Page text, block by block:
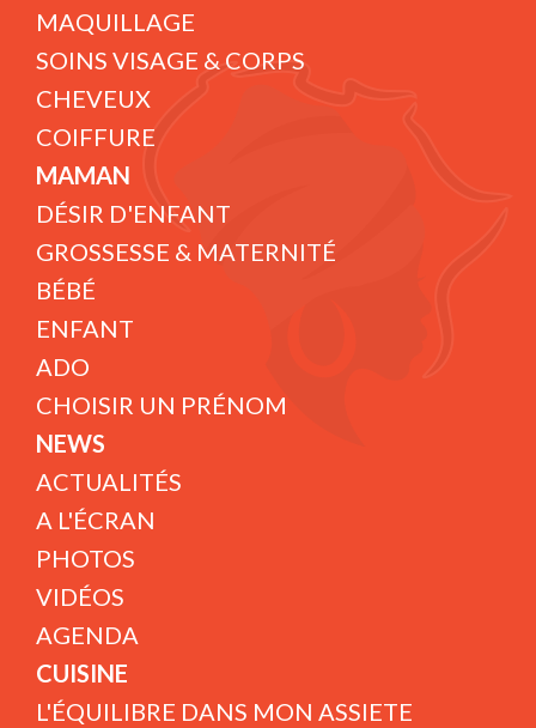
MAQUILLAGE
SOINS VISAGE & CORPS
CHEVEUX
COIFFURE
MAMAN
DÉSIR D'ENFANT
GROSSESSE & MATERNITÉ
BÉBÉ
ENFANT
ADO
CHOISIR UN PRÉNOM
NEWS
ACTUALITÉS
A L'ÉCRAN
PHOTOS
VIDÉOS
AGENDA
CUISINE
L'ÉQUILIBRE DANS MON ASSIETE